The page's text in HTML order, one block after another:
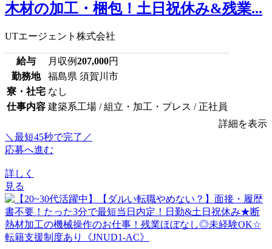
木材の加工・梱包！土日祝休み&残業...
UTエージェント株式会社
給与 月収例207,000円
勤務地
福島県 須賀川市
寮・社宅 なし
仕事内容 建築系工場 / 組立・加工・プレス / 正社員
詳細を表示
＼最短45秒で完了／
応募へ進む
詳しく
見る